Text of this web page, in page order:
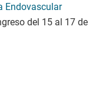
Endovascular
del 15 al 17 de